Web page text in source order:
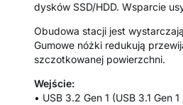
dysków SSD/HDD. Wsparcie
Obudowa stacji jest
Gumowe nóżki redukują
szczotkowanej powierzchni.
Wejście:
• USB 3.2 Gen 1 (USB 3.1 Gen